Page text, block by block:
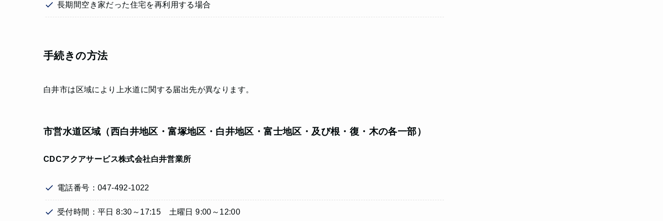
長期間空き家だった住宅を再利用する場合
手続きの方法
白井市は区域により上水道に関する届出先が異なります。
市営水道区域（西白井地区・富塚地区・白井地区・富士地区・及び根・復・木の各一部）
CDCアクアサービス株式会社白井営業所
電話番号：047-492-1022
受付時間：平日 8:30～17:15 土曜日 9:00～12:00